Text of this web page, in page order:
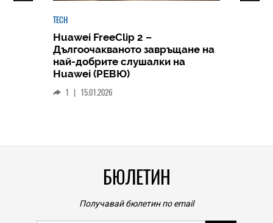
TECH
Huawei FreeClip 2 –
Дългоочакваното завръщане на
най-добрите слушалки на
Huawei (РЕВЮ)
1 | 15.01.2026
БЮЛЕТИН
Получавай бюлетин по email